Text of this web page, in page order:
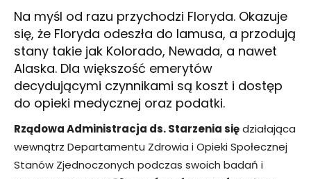
Na myśl od razu przychodzi Floryda. Okazuje
się, że Floryda odeszła do lamusa, a przodują
stany takie jak Kolorado, Newada, a nawet
Alaska. Dla większość emerytów
decydującymi czynnikami są koszt i dostęp
do opieki medycznej oraz podatki.
Rządowa Administracja ds. Starzenia siędziałająca
wewnątrz Departamentu Zdrowia i Opieki Społecznej
Stanów Zjednoczonych podczas swoich badań i